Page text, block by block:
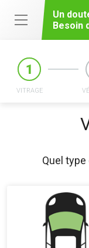
Un
Besoin
VITRAGE
Quel